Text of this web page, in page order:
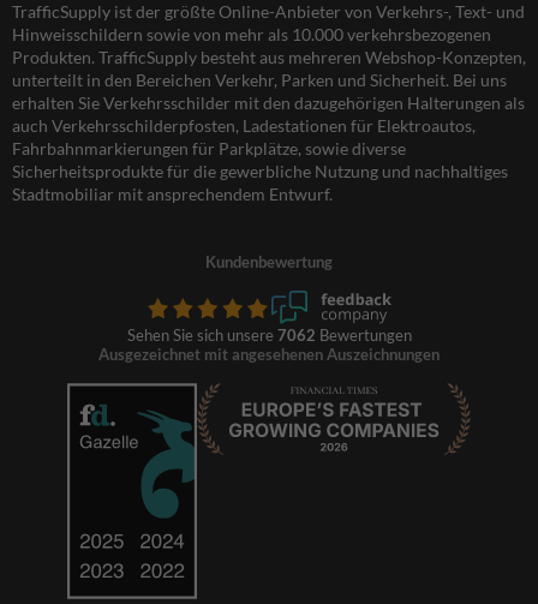
TrafficSupply ist der größte Online-Anbieter von Verkehrs-, Text- und
Hinweisschildern sowie von mehr als 10.000 verkehrsbezogenen
Produkten. TrafficSupply besteht aus mehreren Webshop-Konzepten,
unterteilt in den Bereichen Verkehr, Parken und Sicherheit. Bei uns
erhalten Sie Verkehrsschilder mit den dazugehörigen Halterungen als
auch Verkehrsschilderpfosten, Ladestationen für Elektroautos,
Fahrbahnmarkierungen für Parkplätze, sowie diverse
Sicherheitsprodukte für die gewerbliche Nutzung und nachhaltiges
Stadtmobiliar mit ansprechendem Entwurf.
Kundenbewertung
Sehen Sie sich unsere 7062 Bewertungen
Ausgezeichnet mit angesehenen Auszeichnungen